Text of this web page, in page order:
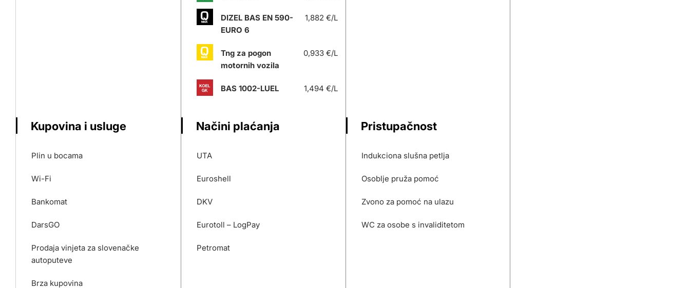
DIZEL BAS EN 590-
EURO 6
1,882 €/L
Tng za pogon
motornih vozila
0,933 €/L
BAS 1002-LUEL 1,494 €/L
Kupovina i usluge
Plin u bocama
Wi-Fi
Bankomat
DarsGO
Prodaja vinjeta za slovenačke
autoputeve
Brza kupovina
Načini plaćanja
UTA
Euroshell
DKV
Eurotoll – LogPay
Petromat
Pristupačnost
Indukciona slušna petlja
Osoblje pruža pomoć
Zvono za pomoć na ulazu
WC za osobe s invaliditetom